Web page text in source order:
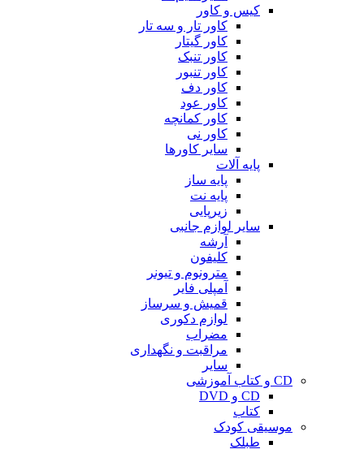
کیس و کاور
کاور تار و سه تار
کاور گیتار
کاور تنبک
کاور تنبور
کاور دف
کاور عود
کاور کمانچه
کاور نی
سایر کاورها
پایه آلات
پایه ساز
پایه نت
زیرپایی
سایر لوازم جانبی
آرشه
کلیفون
مترونوم و تیونر
آمپلی فایر
قمیش و سرساز
لوازم دکوری
مضراب
مراقبت و نگهداری
سایر
CD و کتاب آموزشی
CD و DVD
کتاب
موسیقی کودک
طبلک